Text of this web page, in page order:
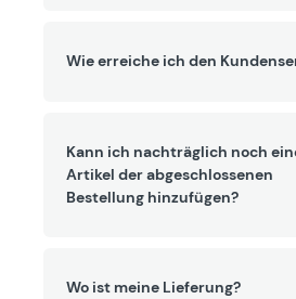
Wie erreiche ich den
Kann ich nachträglich noch
Artikel der abgeschlossenen
Bestellung hinzufügen?
Wo ist meine Lieferung?